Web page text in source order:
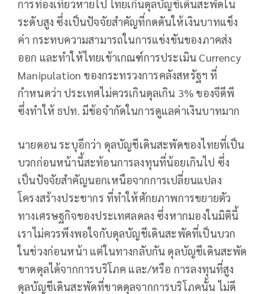
การท่องเที่ยวหายไป ไทยเกินดุลบัญชีเดินสะพัดใน
ระดับสูง ซึ่งเป็นปัจจัยสำคัญที่กดดันให้เงินบาทแข็ง
ค่า กระทบความสามารถในการแข่งขันของภาคส่ง
ออก และทำให้ไทยเข้าเกณฑ์การประเมิน Currency
Manipulation ของกระทรวงการคลังสหรัฐฯ ที่
กำหนดว่า ประเทศไม่ควรเกินดุลเกิน 3% ของจีดีพี
ซึ่งทำให้ ธปท. มีข้อจำกัดในการดูแลค่าเงินบาทมาก
นายดอน ระบุอีกว่า ดุลบัญชีเดินสะพัดของไทยที่เป็น
บวกก่อนหน้านี้สะท้อนการลงทุนที่น้อยเกินไป ซึ่ง
เป็นปัจจัยสำคัญนอกเหนือจากการเปลี่ยนแปลง
โครงสร้างประชากร ที่ทำให้ศักยภาพการขยายตัว
ทางเศรษฐกิจของประเทศลดลง ซึ่งหากมองในมิตินี้
เราไม่ควรพึงพอใจกับดุลบัญชีเดินสะพัดที่เป็นบวก
ในช่วงก่อนหน้า แต่ในทางกลับกัน ดุลบัญชีเดินสะพัด
ขาดดุลได้จากการบริโภค และ/หรือ การลงทุนที่สูง
ดุลบัญชีเดินสะพัดที่ขาดดุลจากการบริโภคนั้น ไม่ดี